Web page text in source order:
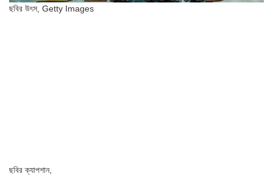
ছবির উৎস, Getty Images
ছবির ক্যাপশান,